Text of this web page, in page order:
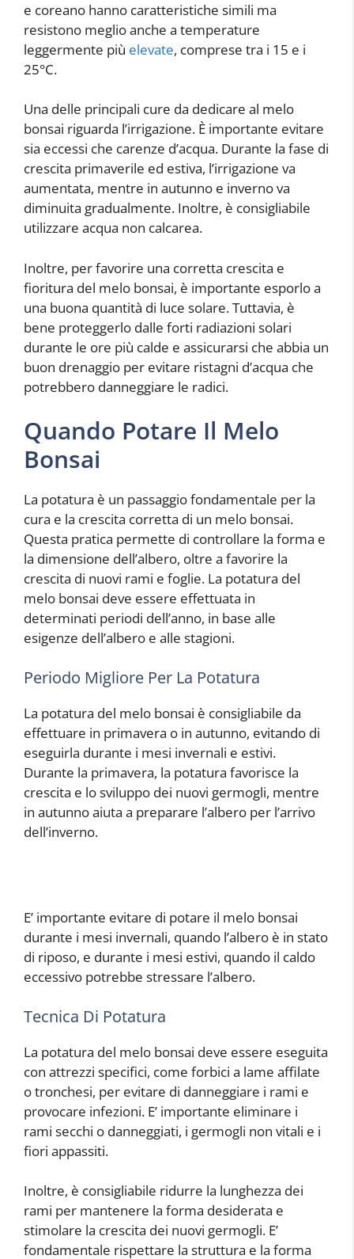
e coreano hanno caratteristiche simili ma
resistono meglio anche a temperature
leggermente più elevate, comprese tra i 15 e i
25°C.
Una delle principali cure da dedicare al melo
bonsai riguarda l’irrigazione. È importante evitare
sia eccessi che carenze d’acqua. Durante la fase di
crescita primaverile ed estiva, l’irrigazione va
aumentata, mentre in autunno e inverno va
diminuita gradualmente. Inoltre, è consigliabile
utilizzare acqua non calcarea.
Inoltre, per favorire una corretta crescita e
fioritura del melo bonsai, è importante esporlo a
una buona quantità di luce solare. Tuttavia, è
bene proteggerlo dalle forti radiazioni solari
durante le ore più calde e assicurarsi che abbia un
buon drenaggio per evitare ristagni d’acqua che
potrebbero danneggiare le radici.
Quando Potare Il Melo
Bonsai
La potatura è un passaggio fondamentale per la
cura e la crescita corretta di un melo bonsai.
Questa pratica permette di controllare la forma e
la dimensione dell’albero, oltre a favorire la
crescita di nuovi rami e foglie. La potatura del
melo bonsai deve essere effettuata in
determinati periodi dell’anno, in base alle
esigenze dell’albero e alle stagioni.
Periodo Migliore Per La Potatura
La potatura del melo bonsai è consigliabile da
effettuare in primavera o in autunno, evitando di
eseguirla durante i mesi invernali e estivi.
Durante la primavera, la potatura favorisce la
crescita e lo sviluppo dei nuovi germogli, mentre
in autunno aiuta a preparare l’albero per l’arrivo
dell’inverno.
E’ importante evitare di potare il melo bonsai
durante i mesi invernali, quando l’albero è in stato
di riposo, e durante i mesi estivi, quando il caldo
eccessivo potrebbe stressare l’albero.
Tecnica Di Potatura
La potatura del melo bonsai deve essere eseguita
con attrezzi specifici, come forbici a lame affilate
o tronchesi, per evitare di danneggiare i rami e
provocare infezioni. E’ importante eliminare i
rami secchi o danneggiati, i germogli non vitali e i
fiori appassiti.
Inoltre, è consigliabile ridurre la lunghezza dei
rami per mantenere la forma desiderata e
stimolare la crescita dei nuovi germogli. E’
fondamentale rispettare la struttura e la forma